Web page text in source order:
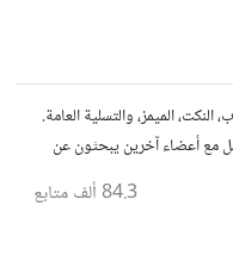
الميمز، والتسلية العامة.
مع أعضاء آخرين يبحثون عن
84.3 ألف متابع